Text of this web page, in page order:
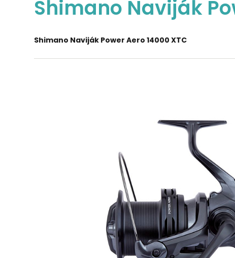
Shimano Naviják
Shimano Naviják Power Aero 14000 XTC